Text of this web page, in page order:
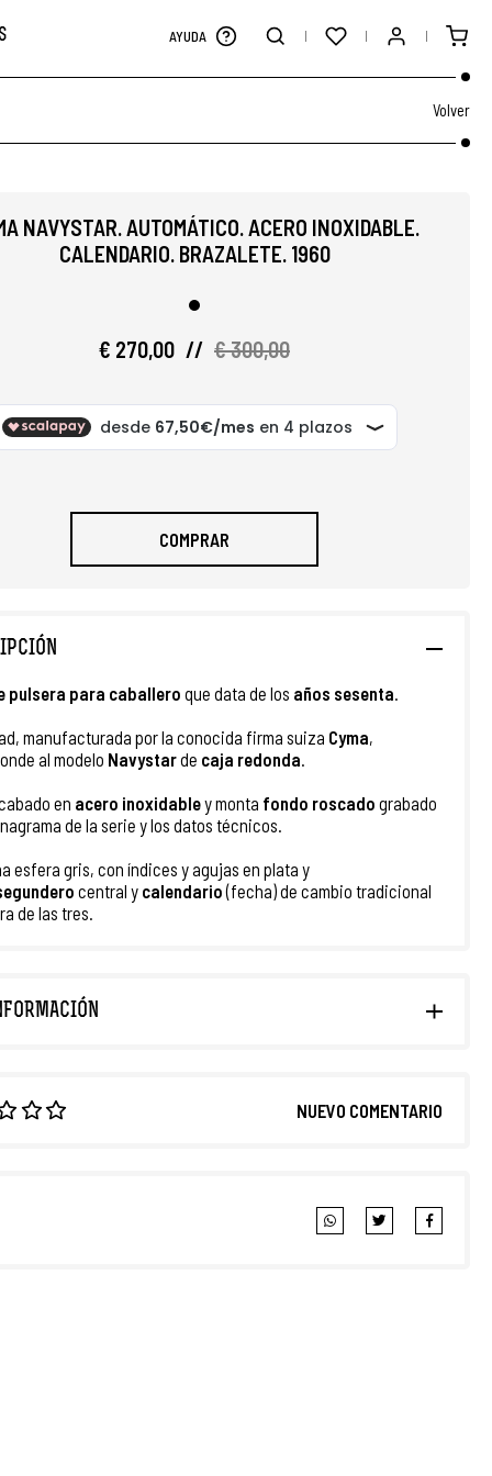
AYUDA
Volver
NAVYSTAR. AUTOMÁTICO. ACERO INOXIDABLE.
CALENDARIO. BRAZALETE. 1960
€ 270,00 // € 300,00
COMPRAR
pulsera para caballero que data de los años sesenta.
manufacturada por la conocida firma suiza Cyma,
al modelo Navystarde caja redonda.
en acero inoxidabley monta fondo roscado grabado
de la serie y los datos técnicos.
esfera gris, con índices y agujas en plata y
central y calendario(fecha) de cambio tradicional
de las tres.
NUEVO COMENTARIO